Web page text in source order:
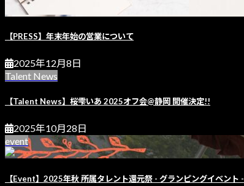
【PRESS】年末年始の営業について
2025年12月8日
Talent News
【Talent News】桜雫いあ 2025オフ会@静岡 開催決定!!
2025年10月28日
event
【Event】2025年秋 所属タレント還元祭 - グランピングイベント -